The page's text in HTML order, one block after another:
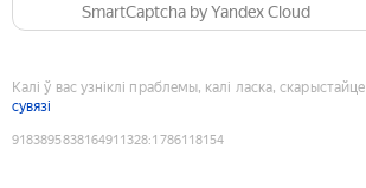
SmartCaptcha by Yandex Cloud
Калі ў вас узніклі праблемы, калі ласка, скарыстайце
сувязі
9183895838164911328:1786118154